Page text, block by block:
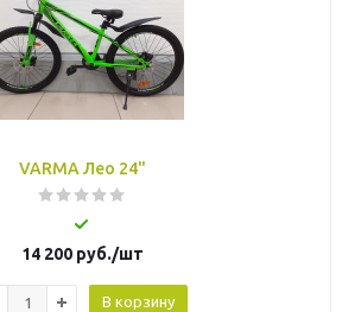
VARMA Лео 24"
14 200 руб./шт
В корзину